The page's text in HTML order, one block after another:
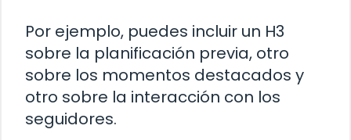
Por ejemplo, puedes incluir un H3
sobre la planificación previa, otro
sobre los momentos destacados y
otro sobre la interacción con los
seguidores.